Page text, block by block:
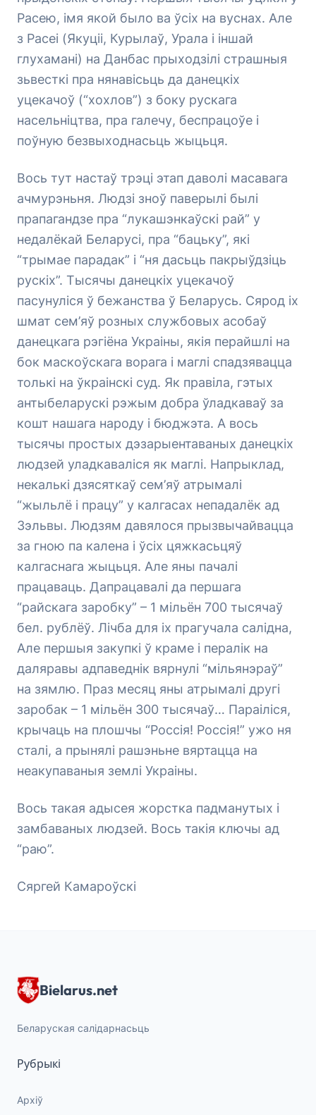
Расею, імя якой было ва ўсіх на вуснах. Але
з Расеі (Якуціі, Курылаў, Урала і іншай
глухамані) на Данбас прыходзілі страшныя
зьвесткі пра нянавісьць да данецкіх
уцекачоў (“хохлов”) з боку рускага
насельніцтва, пра галечу, беспрацоўе і
поўную безвыходнасьць жыцьця.
Вось тут настаў трэці этап даволі масавага
ачмурэньня. Людзі зноў паверылі былі
прапагандзе пра “лукашэнкаўскі рай” у
недалёкай Беларусі, пра “бацьку”, які
“трымае парадак” і “ня дасьць пакрыўдзіць
рускіх”. Тысячы данецкіх уцекачоў
пасунуліся ў бежанства ў Беларусь. Сярод іх
шмат сем’яў розных службовых асобаў
данецкага рэгіёна Украіны, якія перайшлі на
бок маскоўскага ворага і маглі спадзявацца
толькі на ўкраінскі суд. Як правіла, гэтых
антыбеларускі рэжым добра ўладкаваў за
кошт нашага народу і бюджэта. А вось
тысячы простых дэзарыентаваных данецкіх
людзей уладкаваліся як маглі. Напрыклад,
некалькі дзясяткаў сем’яў атрымалі
“жыльлё і працу” у калгасах непадалёк ад
Зэльвы. Людзям давялося прызвычайвацца
за гною па калена і ўсіх цяжкасьцяў
калгаснага жыцьця. Але яны пачалі
працаваць. Дапрацавалі да першага
“райскага заробку” – 1 мільён 700 тысячаў
бел. рублёў. Лічба для іх прагучала салідна,
Але першыя закупкі ў краме і пералік на
даляравы адпаведнік вярнулі “мільянэраў”
на зямлю. Праз месяц яны атрымалі другі
заробак – 1 мільён 300 тысячаў… Параіліся,
крычаць на плошчы “Россія! Россія!” ужо ня
сталі, а прынялі рашэньне вяртацца на
неакупаваныя землі Украіны.
Вось такая адысея жорстка падманутых і
замбаваных людзей. Вось такія ключы ад
“раю”.
Сяргей Камароўскі
Bielarus.net
Беларуская салідарнасьць
Рубрыкі
Архіў